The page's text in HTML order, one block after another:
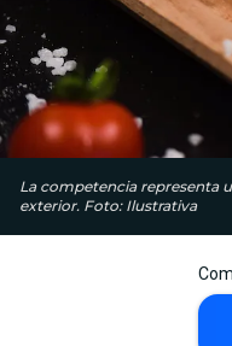
La competencia representa
exterior. Foto: Ilustrativa